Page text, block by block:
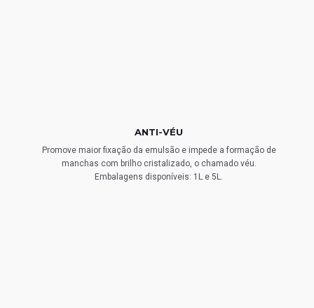
ANTI-VÉU
Promove maior fixação da emulsão e impede a formação de
manchas com brilho cristalizado, o chamado véu.
Embalagens disponíveis: 1L e 5L.